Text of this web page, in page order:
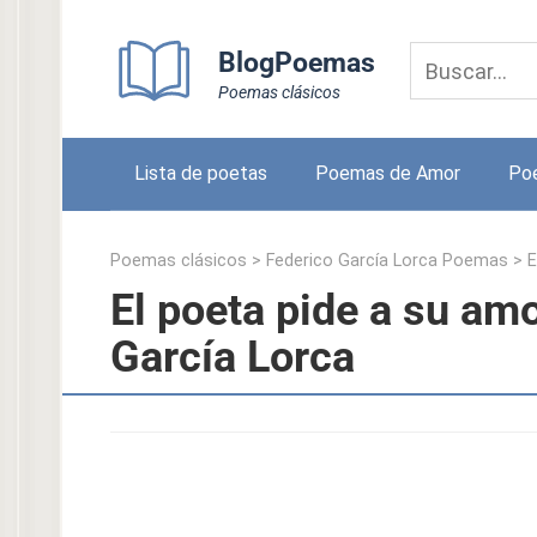
BlogPoemas
Poemas clásicos
Lista de poetas Poemas de Amor
Poemas clásicos > Federico García Lorca Poemas >
El poeta pide a su
García Lorca